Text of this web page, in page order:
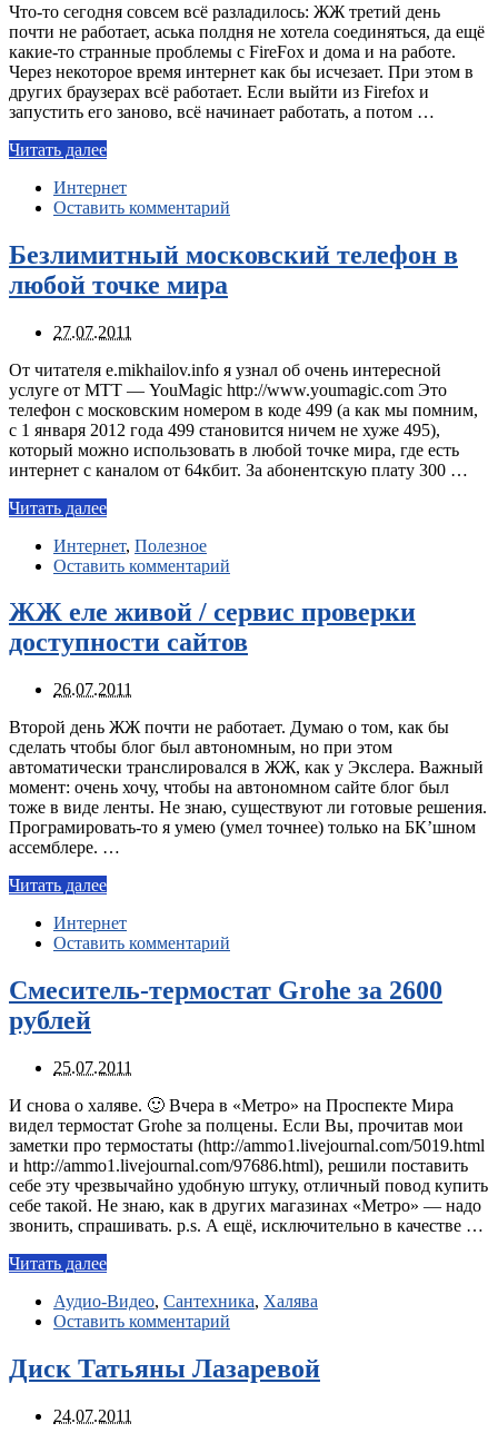
Что-то сегодня совсем всё разладилось: ЖЖ третий день
почти не работает, аська полдня не хотела соединяться, да ещё
какие-то странные проблемы с FireFox и дома и на работе.
Через некоторое время интернет как бы исчезает. При этом в
других браузерах всё работает. Если выйти из Firefox и
запустить его заново, всё начинает работать, а потом …
Читать далее
Интернет
Оставить комментарий
Безлимитный московский телефон в
любой точке мира
27.07.2011
От читателя e.mikhailov.info я узнал об очень интересной
услуге от МТТ — YouMagic http://www.youmagic.com Это
телефон с московским номером в коде 499 (а как мы помним,
с 1 января 2012 года 499 становится ничем не хуже 495),
который можно использовать в любой точке мира, где есть
интернет с каналом от 64кбит. За абонентскую плату 300 …
Читать далее
Интернет, Полезное
Оставить комментарий
ЖЖ еле живой / сервис проверки
доступности сайтов
26.07.2011
Второй день ЖЖ почти не работает. Думаю о том, как бы
сделать чтобы блог был автономным, но при этом
автоматически транслировался в ЖЖ, как у Экслера. Важный
момент: очень хочу, чтобы на автономном сайте блог был
тоже в виде ленты. Не знаю, существуют ли готовые решения.
Програмировать-то я умею (умел точнее) только на БК’шном
ассемблере. …
Читать далее
Интернет
Оставить комментарий
Смеситель-термостат Grohe за 2600
рублей
25.07.2011
И снова о халяве. 🙂 Вчера в «Метро» на Проспекте Мира
видел термостат Grohe за полцены. Если Вы, прочитав мои
заметки про термостаты (http://ammo1.livejournal.com/5019.html
и http://ammo1.livejournal.com/97686.html), решили поставить
себе эту чрезвычайно удобную штуку, отличный повод купить
себе такой. Не знаю, как в других магазинах «Метро» — надо
звонить, спрашивать. p.s. А ещё, исключительно в качестве …
Читать далее
Аудио-Видео, Сантехника, Халява
Оставить комментарий
Диск Татьяны Лазаревой
24.07.2011